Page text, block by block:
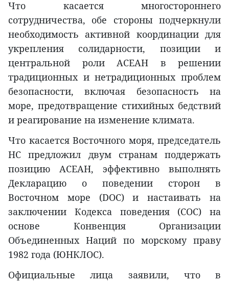
Что касается многостороннего
сотрудничества, обе стороны подчеркнули
необходимость активной координации для
укрепления солидарности, позиции и
центральной роли АСЕАН в решении
традиционных и нетрадиционных проблем
безопасности, включая безопасность на
море, предотвращение стихийных бедствий
и реагирование на изменение климата.
Что касается Восточного моря, председатель
НС предложил двум странам поддержать
позицию АСЕАН, эффективно выполнять
Декларацию о поведении сторон в
Восточном море (DOC) и настаивать на
заключении Кодекса поведения (COC) на
основе Конвенция Организации
Объединенных Наций по морскому праву
1982 года (ЮНКЛОС).
Официальные лица заявили, что в